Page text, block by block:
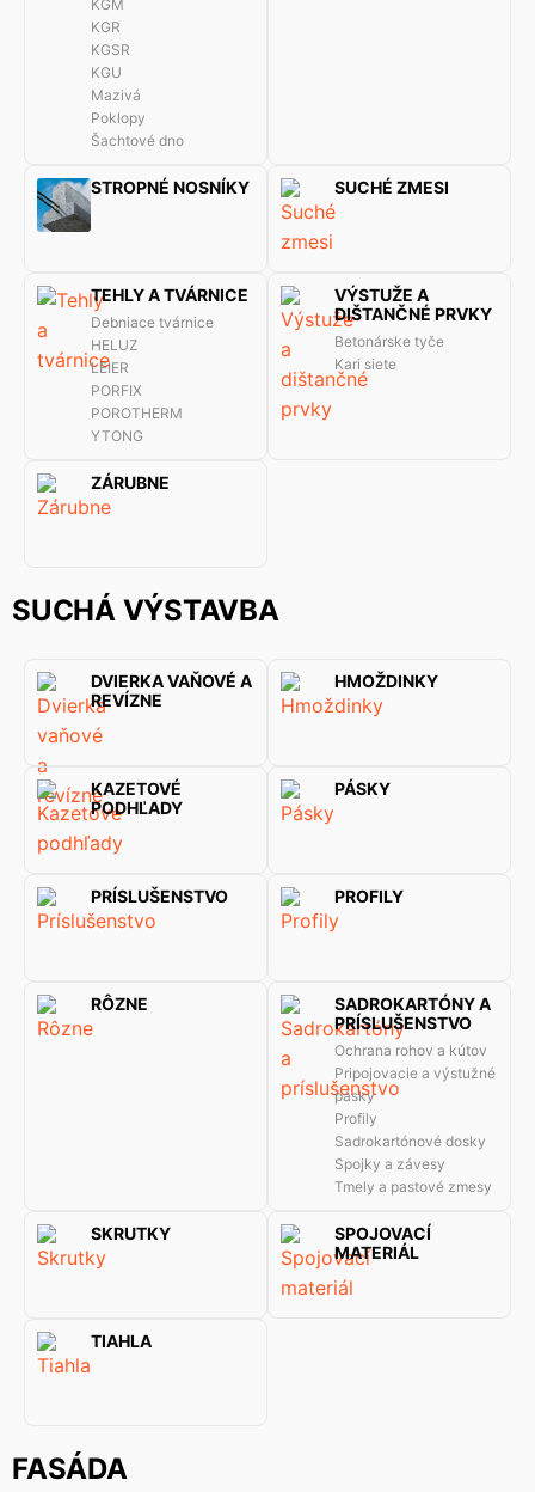
KGM
KGR
KGSR
KGU
Mazivá
Poklopy
Šachtové dno
STROPNÉ NOSNÍKY SUCHÉ ZMESI
TEHLY A TVÁRNICE
Debniace tvárnice
HELUZ
LEIER
PORFIX
POROTHERM
YTONG
VÝSTUŽE A
DIŠTANČNÉ PRVKY
Betonárske tyče
Kari siete
ZÁRUBNE
SUCHÁ VÝSTAVBA
DVIERKA VAŇOVÉ A
REVÍZNE
HMOŽDINKY
KAZETOVÉ
PODHĽADY
PÁSKY
PRÍSLUŠENSTVO PROFILY
RÔZNE
SADROKARTÓNY A
PRÍSLUŠENSTVO
Ochrana rohov a kútov
Pripojovacie a výstužné
pásky
Profily
Sadrokartónové dosky
Spojky a závesy
Tmely a pastové zmesy
SKRUTKY
SPOJOVACÍ
MATERIÁL
TIAHLA
FASÁDA